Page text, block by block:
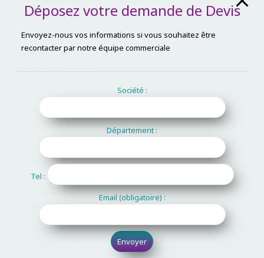
mulhouse@c2ai.com
Secteur Ouest :
Secteur Maroc :
+(212) 661 458 422
Suivez-nous
Déposez votre demande de Devis
Envoyez-nous vos informations si vous souhaitez être
recontacter par notre équipe commerciale
Société :
Département :
Tel :
Email (obligatoire) :